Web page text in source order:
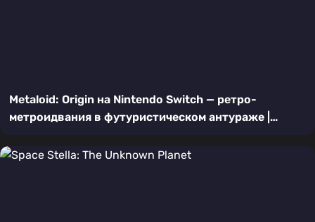
Metaloid: Origin на Nintendo Switch — ретро-
метроидвания в футуристическом антураже |